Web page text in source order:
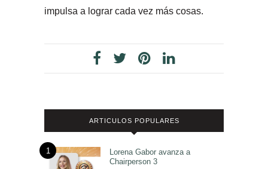
impulsa a lograr cada vez más cosas.
ARTICULOS POPULARES
1
Lorena Gabor avanza a
Chairperson 3